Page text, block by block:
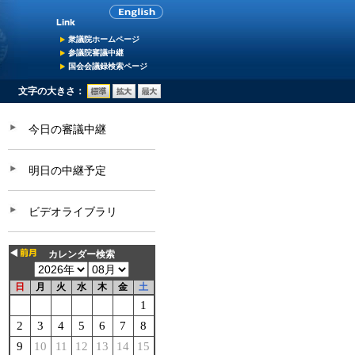
衆議院ホームページ
参議院審議中継
国会会議録検索ページ
文字の大きさ：
今日の審議中継
明日の中継予定
ビデオライブラリ
カレンダー検索
日 月 火 水 木 金 土
1
2
3 4 5 6 7
8
9
10 11 12 13 14
15